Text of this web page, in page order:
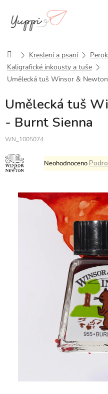
obsah
DomůKreslení a psaní
Kaligrafické inkousty a tuše
Umělecká tuš Winsor &
Umělecká tuš
- Burnt Sienna
WN_1005074
Průměrné
hodnocení
0,0
hvězdiček.
Neohodnoceno